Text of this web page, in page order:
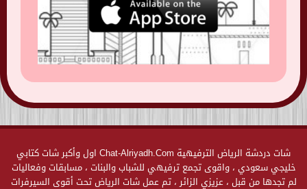
شات دردشة الرياض الترفيهية Chat-Alriyadh.Com اول وأكبر شات كتابي
خليجي سعودي ، واقوى تجمع ترفيهي للشباب والبنات ، مسابقات وفعاليات
لم تجدها من قبل ، عزيزي الزائر ، تم عمل شات الرياض تحت أقوى السيرفرات